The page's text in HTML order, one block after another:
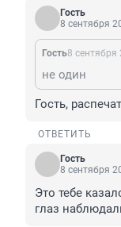
Гость
8 сентября
Гость8 сентября
не один
Гость,
ОТВЕТИТЬ
Гость
8 сентября
Это тебе
глаз